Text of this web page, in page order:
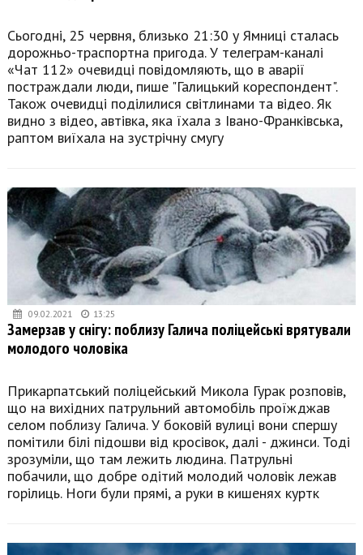
Сьогодні, 25 червня, близько 21:30 у Ямниці сталась
дорожньо-траспортна пригода. У телеграм-каналі
«Чат 112» очевидці повідомляють, що в аварії
постраждали люди, пише "Галицький кореспондент".
Також очевидці поділилися світлинами та відео. Як
видно з відео, автівка, яка їхала з Івано-Франківська,
раптом виїхала на зустрічну смугу
09.02.2021 13:25
Замерзав у снігу: поблизу Галича поліцейські врятували
молодого чоловіка
Прикарпатський поліцейський Микола Гурак розповів,
що на вихідних патрульний автомобіль проїжджав
селом поблизу Галича. У боковій вулиці вони спершу
помітили білі підошви від кросівок, далі - джинси. Тоді
зрозуміли, що там лежить людина. Патрульні
побачили, що добре одітий молодий чоловік лежав
горілиць. Ноги були прямі, а руки в кишенях куртк